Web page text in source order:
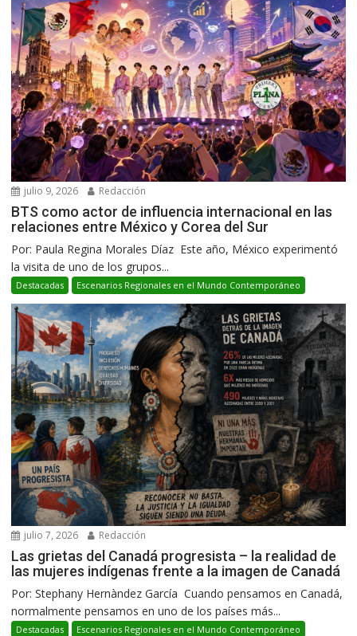
julio 9, 2026 Redacción
BTS como actor de influencia internacional en las
relaciones entre México y Corea del Sur
Por: Paula Regina Morales Díaz Este año, México experimentó
la visita de uno de los grupos...
Destacadas Escenarios Regionales en el Mundo Contemporáneo
julio 7, 2026 Redacción
Las grietas del Canadá progresista – la realidad de
las mujeres indígenas frente a la imagen de Canadá
Por: Stephany Hernàndez García Cuando pensamos en Canadá,
normalmente pensamos en uno de los países más...
Destacadas Escenarios Regionales en el Mundo Contemporáneo